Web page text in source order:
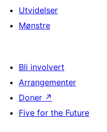
Utvidelser
Mønstre
Bli involvert
Arrangementer
Doner ↗
Five for the Future